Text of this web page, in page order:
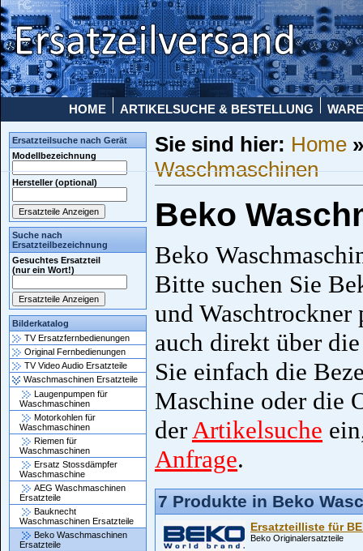
HOME ARTIKELSUCHE & BESTELLUNG
Ersatzteilsuche nach Gerät
Modellbezeichnung
Hersteller (optional)
Suche nach
Ersatzteilbezeichnung
Gesuchtes Ersatzteil
(nur ein Wort!)
Bilderkatalog
TV Ersatzfernbedienungen
Original Fernbedienungen
TV Video Audio Ersatzteile
Waschmaschinen Ersatzteile
Laugenpumpen für
Waschmaschinen
Motorkohlen für
Waschmaschinen
Riemen für
Waschmaschinen
Ersatz Stossdämpfer
Waschmaschine
AEG Waschmaschinen
Ersatzteile
Bauknecht
Waschmaschinen Ersatzteile
Beko Waschmaschinen
Ersatzteile
Sie sind hier: Home
Waschmaschinen
Beko
Beko
Bitte suchen Sie
und Waschtrockner
auch direkt über
Sie einfach die
Maschine oder die
derArtikelsuche
Anfrage.
7 Produkte in Beko
Ersatzteilliste für
Beko Originalersatzteile